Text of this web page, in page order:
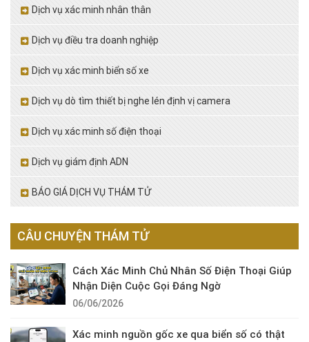
Dịch vụ xác minh nhân thân
Dịch vụ điều tra doanh nghiệp
Dịch vụ xác minh biển số xe
Dịch vụ dò tìm thiết bị nghe lén định vị camera
Dịch vụ xác minh số điện thoại
Dịch vụ giám định ADN
BÁO GIÁ DỊCH VỤ THÁM TỬ
CÂU CHUYỆN THÁM TỬ
Cách Xác Minh Chủ Nhân Số Điện Thoại Giúp
Nhận Diện Cuộc Gọi Đáng Ngờ
06/06/2026
Xác minh nguồn gốc xe qua biển số có thật